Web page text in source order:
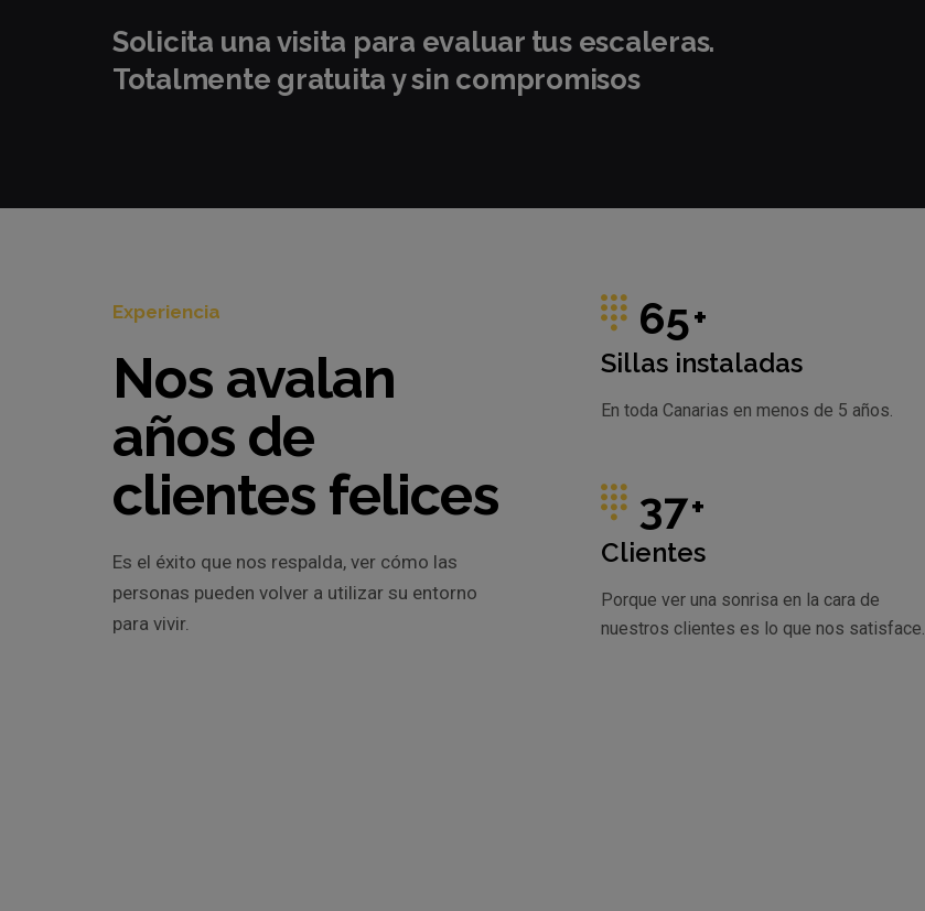
Solicita una visita para evaluar tus escaleras.
Totalmente gratuita y sin compromisos
Experiencia
Nos avalan
años de
clientes felices
Es el éxito que nos respalda, ver cómo las
personas pueden volver a utilizar su entorno
para vivir.
65+
Sillas instaladas
En toda Canarias en menos de 5 años.
37+
Clientes
Porque ver una sonrisa en la cara de
nuestros clientes es lo que nos satisface.